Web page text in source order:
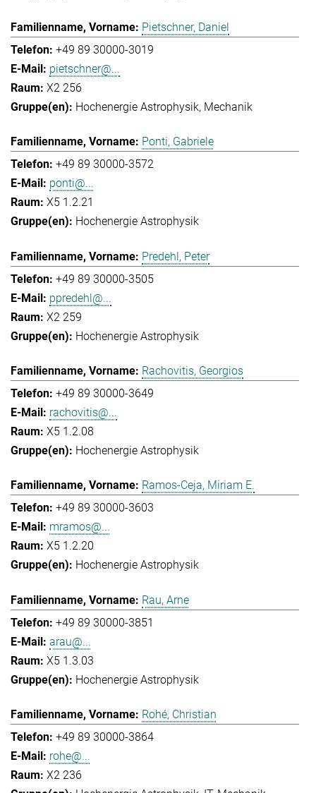
Pietschner, Daniel
+49 89 30000-3019
pietschner@...
X2 256
Hochenergie Astrophysik Mechanik
Ponti, Gabriele
+49 89 30000-3572
ponti@...
X5 1.2.21
Hochenergie Astrophysik
Predehl, Peter
+49 89 30000-3505
ppredehl@...
X2 259
Hochenergie Astrophysik
Rachovitis, Georgios
+49 89 30000-3649
rachovitis@...
X5 1.2.08
Hochenergie Astrophysik
Ramos-Ceja, Miriam E.
+49 89 30000-3603
mramos@...
X5 1.2.20
Hochenergie Astrophysik
Rau, Arne
+49 89 30000-3851
arau@...
X5 1.3.03
Hochenergie Astrophysik
Rohé, Christian
+49 89 30000-3864
rohe@...
X2 236